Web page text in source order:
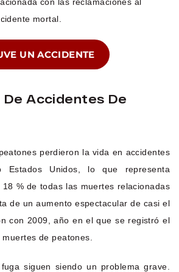
mortal.
UN ACCIDENTE
Accidentes De
perdieron la vida en accidentes
Unidos, lo que representa
% de todas las muertes relacionadas
de un aumento espectacular de casi el
con 2009, año en el que se registró el
de peatones.
siguen siendo un problema grave.